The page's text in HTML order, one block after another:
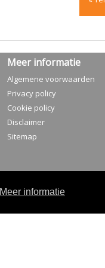
Meer informatie
Meer informatie
Algemene voorwaarden
Privacy policy
Cookie policy
Disclaimer
Sitemap